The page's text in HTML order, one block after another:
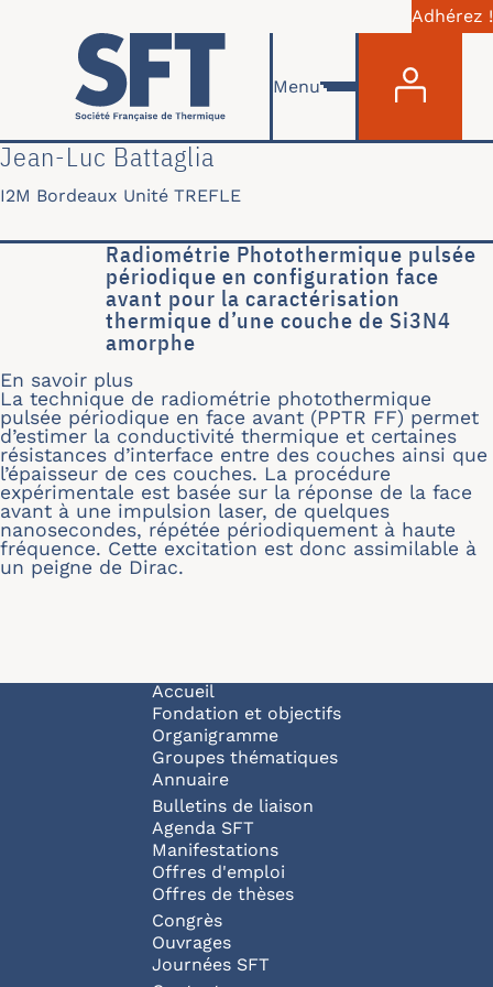
Aller au contenu principal
Adhérez !
Menu
Jean-Luc Battaglia
I2M Bordeaux Unité TREFLE
Radiométrie Photothermique pulsée
périodique en configuration face
avant pour la caractérisation
thermique d’une couche de Si3N4
amorphe
En savoir plus
La technique de radiométrie photothermique
pulsée périodique en face avant (PPTR FF) permet
d’estimer la conductivité thermique et certaines
résistances d’interface entre des couches ainsi que
l’épaisseur de ces couches. La procédure
expérimentale est basée sur la réponse de la face
avant à une impulsion laser, de quelques
nanosecondes, répétée périodiquement à haute
fréquence. Cette excitation est donc assimilable à
un peigne de Dirac.
Navigation principale
Accueil
Fondation et objectifs
Organigramme
Groupes thématiques
Annuaire
Bulletins de liaison
Agenda SFT
Manifestations
Offres d'emploi
Offres de thèses
Congrès
Ouvrages
Journées SFT